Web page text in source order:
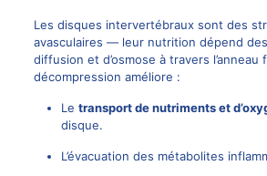
Les disques intervertébraux sont des
avasculaires — leur nutrition dépend
diffusion et d’osmose à travers l’anneau
décompression améliore :
Le transport de nutriments et
disque.
L’évacuation des métabolites